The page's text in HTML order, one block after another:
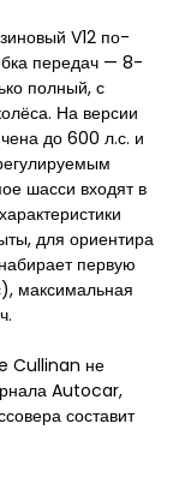
V12 по-
передач — 8-
полный, с
На версии
до 600 л.с. и
шасси входят в
для ориентира
первую
максимальная
Cullinan не
Autocar,
составит